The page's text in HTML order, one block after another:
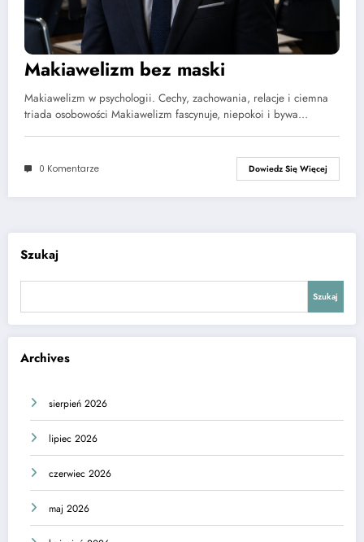
Makiawelizm bez maski
Makiawelizm w psychologii. Cechy, zachowania, relacje i ciemna
triada osobowości Makiawelizm fascynuje, niepokoi i bywa…
0 Komentarze Dowiedz Się Więcej
Szukaj
Szukaj
Archives
sierpień 2026
lipiec 2026
czerwiec 2026
maj 2026